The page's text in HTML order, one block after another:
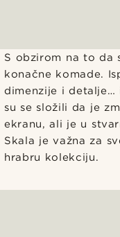
S obzirom na to da
konačne komade.
dimenzije i
su se složili da je
ekranu, ali je u
Skala je važna za
hrabru kolekciju.